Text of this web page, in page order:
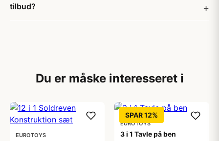
tilbud?
Du er måske interesseret i
EUROTOYS
SPAR 12%
EUROTOYS
3 i 1 Tavle på ben